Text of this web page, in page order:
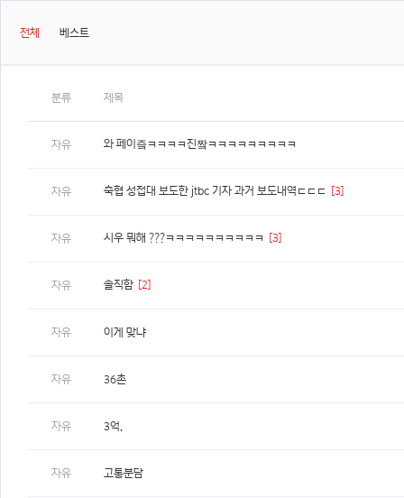
전체 베스트
분류 제목
자유 와 페이즠ㅋㅋㅋㅋ진짴ㅋㅋㅋㅋㅋㅋㅋㅋㅋ
자유 축협 성접대 보도한 jtbc 기자 과거 보도내역ㄷㄷㄷ [3]
자유 시우 뭐해 ???ㅋㅋㅋㅋㅋㅋㅋㅋㅋㅋ [3]
자유 솔직함 [2]
자유 이게 맞냐
자유 36촌
자유 3억.
자유 고통분담